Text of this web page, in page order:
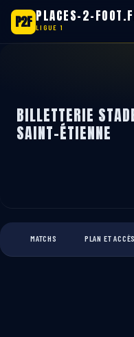
P2F PLACES-2-
LIGUE 1
BILLETTERIE
SAINT-ÉTIENNE
MATCHS PLAN ET ACCÈS